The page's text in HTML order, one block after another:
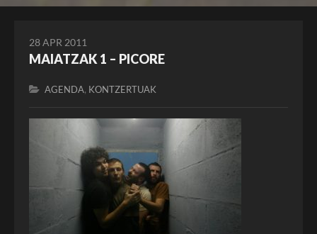
28 APR 2011
MAIATZAK 1 – PICORE
AGENDA, KONTZERTUAK